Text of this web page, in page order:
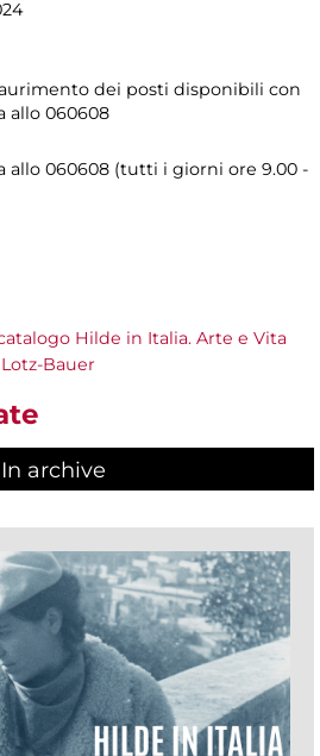
dei posti disponibili con
allo 060608
allo 060608 (tutti i giorni ore 9.00 -
Hilde in Italia. Arte e Vita
Bauer
In archive